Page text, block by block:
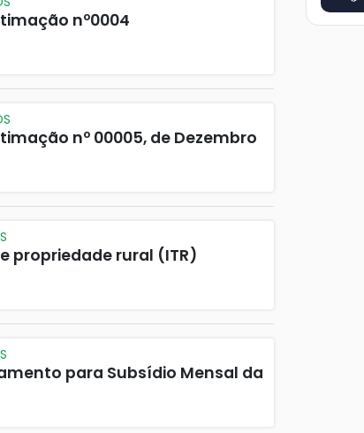
nº0004
nº 00005, de Dezembro
propriedade rural (ITR)
para Subsídio Mensal da